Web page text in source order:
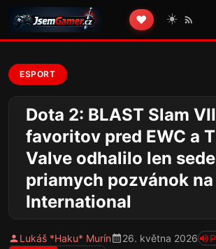
❤️ ☀️
ESPORT
Dota 2: BLAST Slam
favoritov pred EWC a
Valve odhalilo len
priamych pozvánok
International
Lukáš *Haku* Murín 26. května 2026